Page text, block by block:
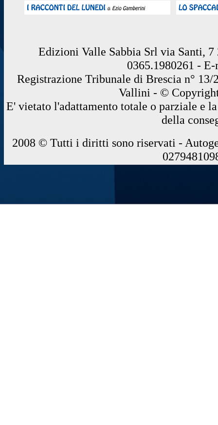
Edizioni Valle Sabbia Srl via Santi, 7
0365.1980261 -
Registrazione Tribunale di Brescia n°
Vallini - ©
E' vietato l'adattamento totale o parziale e
della
2008 © Tutti i diritti sono riservati -